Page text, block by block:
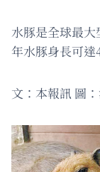
水豚是全球最
年水豚身長可達
文：本報訊 圖